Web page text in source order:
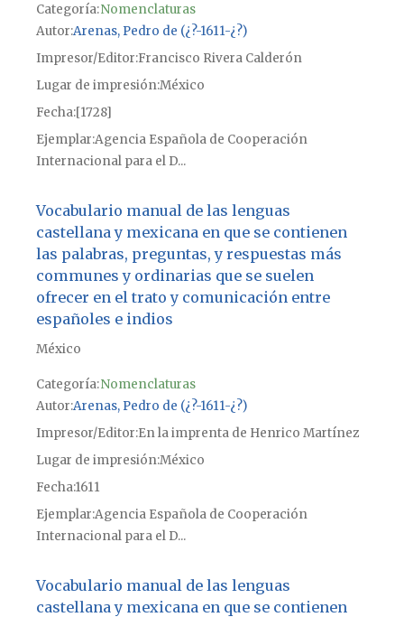
Categoría:Nomenclaturas
Autor Arenas, Pedro de (¿?-1611-¿?)
Impresor/Editor Francisco Rivera Calderón
Lugar de impresiónMéxico
Fecha[1728]
Ejemplar Agencia Española de Cooperación
Internacional para el D...
Vocabulario manual de las lenguas
castellana y mexicana en que se contienen
las palabras, preguntas, y respuestas más
communes y ordinarias que se suelen
ofrecer en el trato y comunicación entre
españoles e indios
México
Categoría:Nomenclaturas
Autor Arenas, Pedro de (¿?-1611-¿?)
Impresor/Editor En la imprenta de Henrico Martínez
Lugar de impresiónMéxico
Fecha1611
Ejemplar Agencia Española de Cooperación
Internacional para el D...
Vocabulario manual de las lenguas
castellana y mexicana en que se contienen